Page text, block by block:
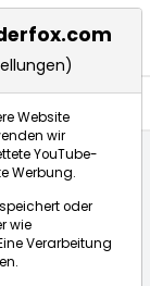
Website
wir
YouTube-
Werbung.
oder
wie
Verarbeitung